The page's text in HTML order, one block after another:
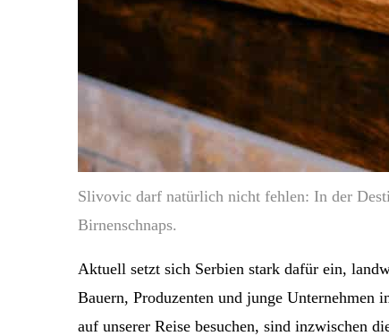
Slivovic darf natürlich nicht fehlen: In der
Birnenschnaps.
Aktuell setzt sich Serbien stark dafür ein,
Bauern, Produzenten und junge
auf unserer Reise besuchen, sind inzwischen